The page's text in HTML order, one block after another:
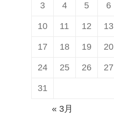
3 4 5 6
10 11 12 13
17 18 19 20
24 25 26 27
31
« 3月